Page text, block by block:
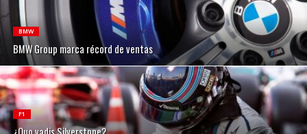
BMW
BMW Group marca récord de ventas
F1